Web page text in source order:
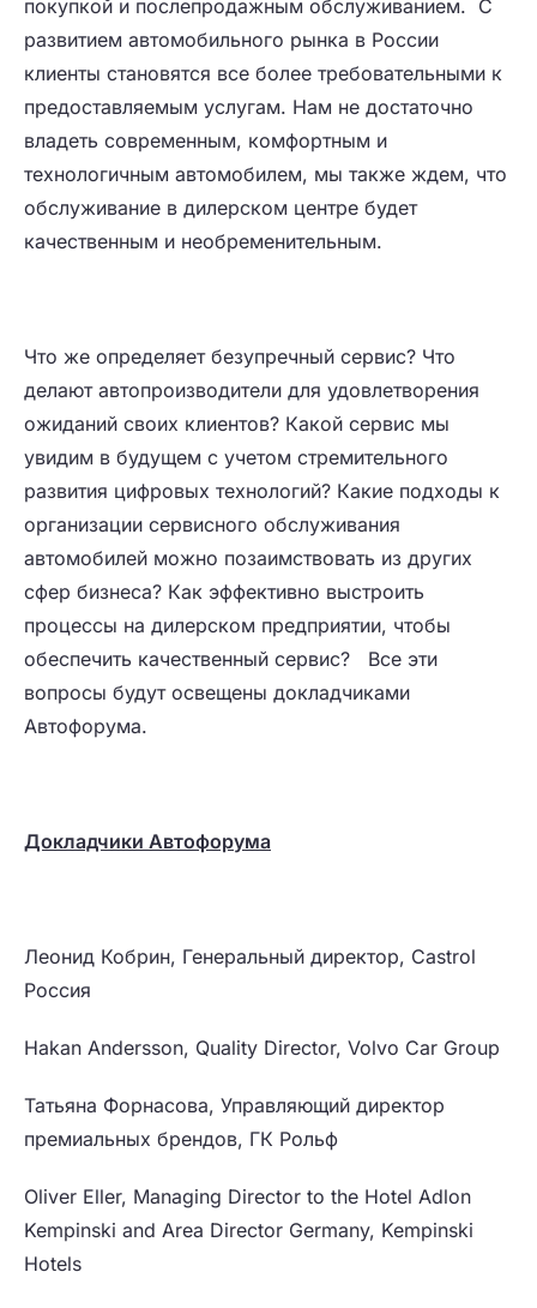
покупкой и послепродажным обслуживанием. С
развитием автомобильного рынка в России
клиенты становятся все более требовательными к
предоставляемым услугам. Нам не достаточно
владеть современным, комфортным и
технологичным автомобилем, мы также ждем, что
обслуживание в дилерском центре будет
качественным и необременительным.
Что же определяет безупречный сервис? Что
делают автопроизводители для удовлетворения
ожиданий своих клиентов? Какой сервис мы
увидим в будущем с учетом стремительного
развития цифровых технологий? Какие подходы к
организации сервисного обслуживания
автомобилей можно позаимствовать из других
сфер бизнеса? Как эффективно выстроить
процессы на дилерском предприятии, чтобы
обеспечить качественный сервис? Все эти
вопросы будут освещены докладчиками
Автофорума.
Докладчики Автофорума
Леонид Кобрин, Генеральный директор, Castrol
Россия
Hakan Andersson, Quality Director, Volvo Car Group
Татьяна Форнасова, Управляющий директор
премиальных брендов, ГК Рольф
Oliver Eller, Managing Director to the Hotel Adlon
Kempinski and Area Director Germany, Kempinski
Hotels